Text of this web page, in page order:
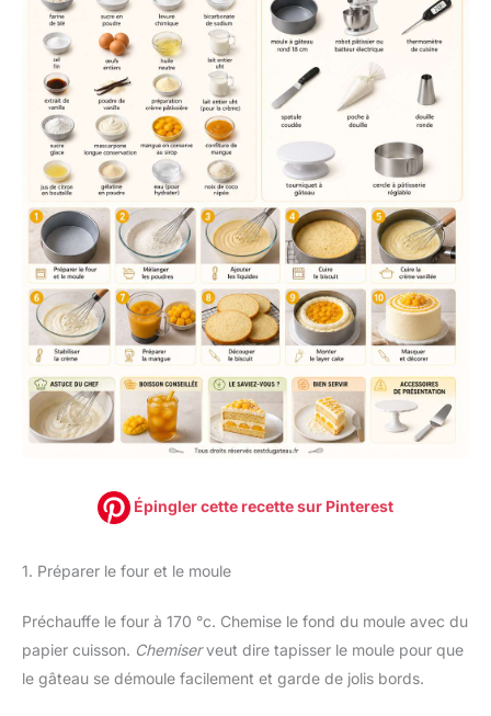
Épingler cette recette sur Pinterest
1. Préparer le four et le moule
Préchauffe le four à 170 °c. Chemise le fond du moule avec du
papier cuisson. Chemiserveut dire tapisser le moule pour que
le gâteau se démoule facilement et garde de jolis bords.